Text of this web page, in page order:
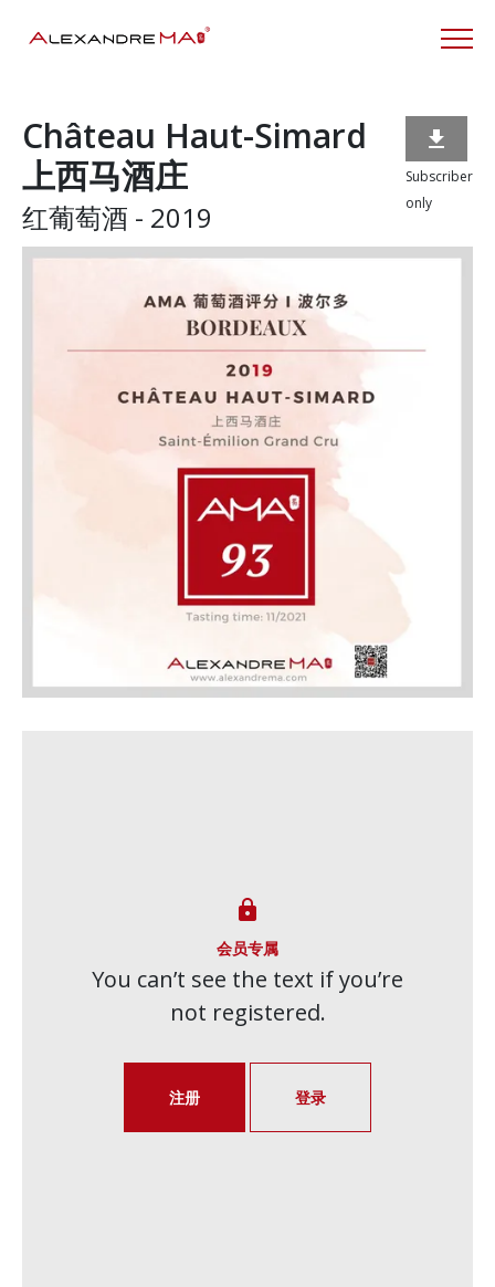
Château Haut-Simard
上西马酒庄
红葡萄酒 - 2019

Subscriber
only

会员专属
You can’t see the text if you’re
not registered.
注册 登录